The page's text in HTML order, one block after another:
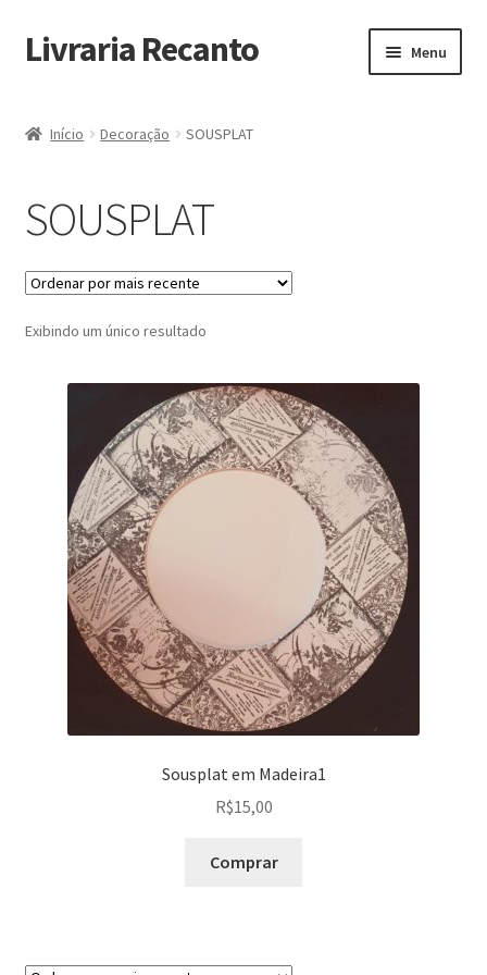
Pular
para
Pular
para
conteúdo
Livraria Recanto Menu
Finalidade do Bazar
Informações
Loja
Minha Conta
Pagamento
Peças em promoção
Peças novas
Política de privacidade
Início Decoração SOUSPLAT
SOUSPLAT
Exibindo um único resultado
Sousplat em Madeira1
R$15,00
Comprar